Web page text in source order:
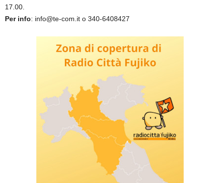
17.00.
Per info: info@te-com.it o 340-6408427